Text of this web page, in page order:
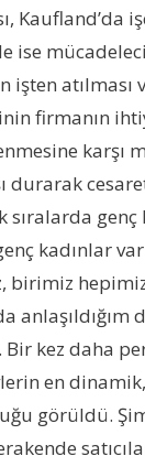
Kaufland’da
ise
işten atılması
firmanın
karşı
durarak
sıralarda genç
kadınlar
birimiz
anlaşıldığım
kez daha
en dinamik,
görüldü.